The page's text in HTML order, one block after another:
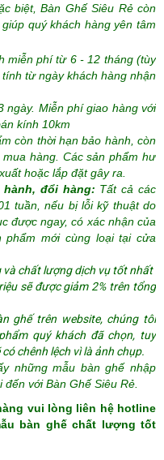
biệt,Bàn Ghế Siêu Rẻcòn
quý khách hàng yên tâm
miễn phí từ 6 - 12 tháng (tùy
từ ngày khách hàng nhận
ngày. Miễn phí giao hàng với
kính 10km
còn thời hạn bảo hành, còn
hàng. Các sản phẩm hư
hoặc lắp đặt gây ra.
hành, đổi hàng: Tất cả các
tuần, nếu bị lỗi kỹ thuật do
được ngay, có xác nhận của
mới cùng loại tại cửa
và chất lượng dịch vụ tốt nhất
sẽ được giảm 2% trên tổng
ghế trên website, chúng tôi
quý khách đã chọn, tuy
chênh lệch vì là ảnh chụp.
những mẫu bàn ghế nhập
đến vớiBàn Ghế Siêu Rẻ.
vui lòng liên hệ hotline
bàn ghế chất lượng tốt